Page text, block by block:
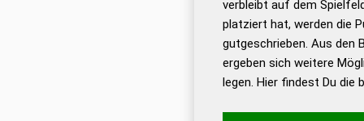
Universalwörterbuch
verbleibt auf dem
platziert hat, werden die
gutgeschrieben. Aus den
ergeben sich weitere
legen. Hier findest Du die